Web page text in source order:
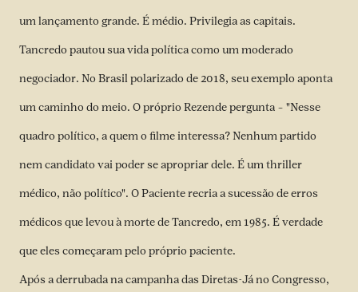
um lançamento grande. É médio. Privilegia as capitais.
Tancredo pautou sua vida política como um moderado
negociador. No Brasil polarizado de 2018, seu exemplo aponta
um caminho do meio. O próprio Rezende pergunta – "Nesse
quadro político, a quem o filme interessa? Nenhum partido
nem candidato vai poder se apropriar dele. É um thriller
médico, não político". O Paciente recria a sucessão de erros
médicos que levou à morte de Tancredo, em 1985. É verdade
que eles começaram pelo próprio paciente.
Após a derrubada na campanha das Diretas-Já no Congresso,